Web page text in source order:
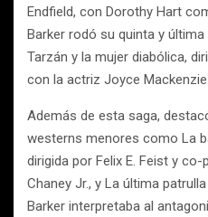
Endfield, con Dorothy Hart
Barker rodó su quinta y
Tarzán y la mujer diabólica,
con la actriz Joyce
Además de esta saga,
westerns menores como La
dirigida por Felix E. Feist y
Chaney Jr., y La última
Barker interpretaba al